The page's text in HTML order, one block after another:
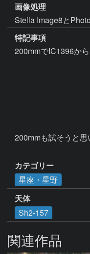
画像処理
Stella Image8と
特記事項
200mmでIC1396から
200mmも試そうと思
カテゴリー
星座・星野
天体
Sh2-157
関連作品